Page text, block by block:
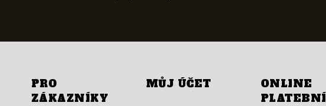
PRO
ZÁKAZNÍKY
MŮJ ÚČET
ONLINE